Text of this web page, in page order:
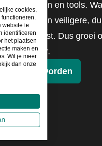
inzichten en tools.
naar een veiligere,
toekomst. Dus groei
slimmer.
Lid worden
cookies,
website te
identificeren
het plaatsen
maken en
Wil je meer
dan onze